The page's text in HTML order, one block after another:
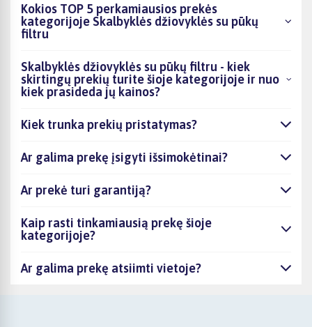
Kokios TOP 5 perkamiausios prekės
kategorijoje Skalbyklės džiovyklės su pūkų
filtru
Skalbyklės džiovyklės su pūkų filtru - kiek
skirtingų prekių turite šioje kategorijoje ir nuo
kiek prasideda jų kainos?
Kiek trunka prekių pristatymas?
Ar galima prekę įsigyti išsimokėtinai?
Ar prekė turi garantiją?
Kaip rasti tinkamiausią prekę šioje
kategorijoje?
Ar galima prekę atsiimti vietoje?